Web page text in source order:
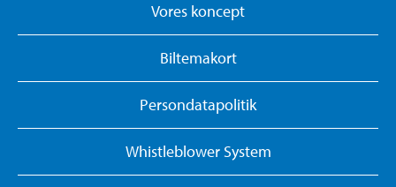
Vores koncept
Biltemakort
Persondatapolitik
Whistleblower System